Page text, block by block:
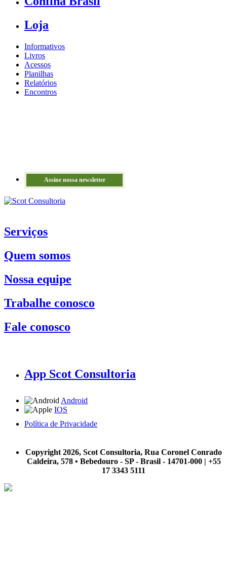
Loja
Informativos
Livros
Acessos
Planilhas
Relatórios
Encontros
Assine nossa newsletter
Serviços
Quem somos
Nossa equipe
Trabalhe conosco
Fale conosco
App Scot Consultoria
Android
IOS
Política de Privacidade
Copyright 2026, Scot Consultoria, Rua Coronel Conrado
Caldeira, 578 • Bebedouro - SP - Brasil - 14701-000 | +55
17 3343 5111